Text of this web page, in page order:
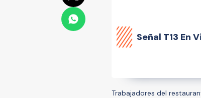
Señal T13 En
Trabajadores del